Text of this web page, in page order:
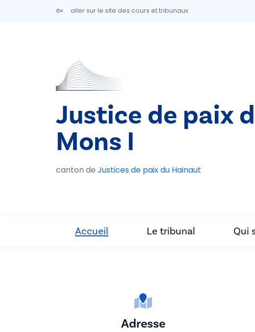
Aller au contenu principalaller sur le site des cours et tribunaux
Justice de paix
Mons I
canton de Justices de paix du Hainaut
Accueil Le tribunal Qui
Adresse